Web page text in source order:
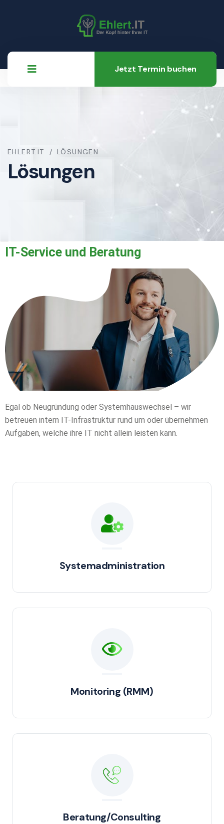
Jetzt Termin buchen
EHLERT.IT LÖSUNGEN
Lösungen
IT-Service und Beratung
Egal ob Neugründung oder Systemhauswechsel – wir
betreuen intern IT-Infrastruktur rund um oder übernehmen
Aufgaben, welche ihre IT nicht allein leisten kann.
Systemadministration
Monitoring (RMM)
Beratung/Consulting